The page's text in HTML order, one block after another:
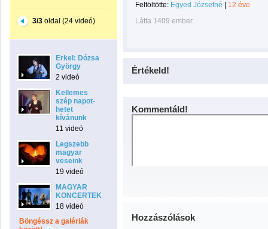
3/3oldal (24 videó)
Erkel: Dózsa
György
2 videó
Kellemes
szép napot-
hetet
kívánunk
11 videó
Legszebb
magyar
veseink
19 videó
MAGYAR
KONCERTEK
18 videó
Böngéssz a galériák
Feltöltötte: Egyed Józsefné
12 éve
Látta 1409 ember.
Értékeld!
Kommentáld!
Hozzászólások